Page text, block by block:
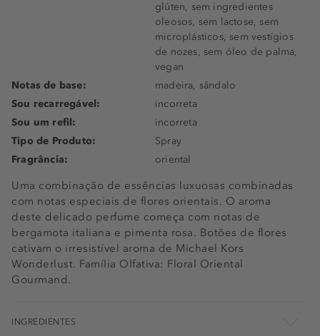
Uma combinação de essências luxuosas combinadas
com notas especiais de flores orientais. O aroma
deste delicado perfume começa com notas de
bergamota italiana e pimenta rosa. Botões de flores
cativam o irresistível aroma de Michael Kors
Wonderlust. Família Olfativa: Floral Oriental
Gourmand.
glúten, sem ingredientes
oleosos, sem lactose, sem
microplásticos, sem vestígios
de nozes, sem óleo de palma,
vegan
Notas de base:
madeira, sândalo
Sou recarregável:
incorreta
Sou um refil:
incorreta
Tipo de Produto:
Spray
Fragrância:
oriental
INGREDIENTES